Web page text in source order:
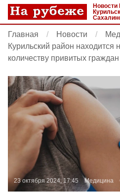
Главная Новости
Курильский район находится
количеству привитых граждан
23 октября 2024, 17:45 Медицина